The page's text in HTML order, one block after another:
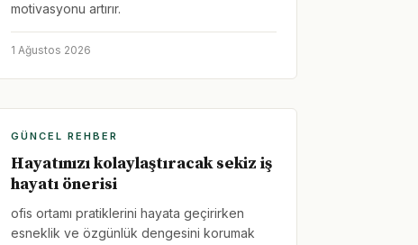
motivasyonu artırır.
1 Ağustos 2026
GÜNCEL REHBER
Hayatınızı kolaylaştıracak sekiz iş
hayatı önerisi
ofis ortamı pratiklerini hayata geçirirken
esneklik ve özgünlük dengesini korumak